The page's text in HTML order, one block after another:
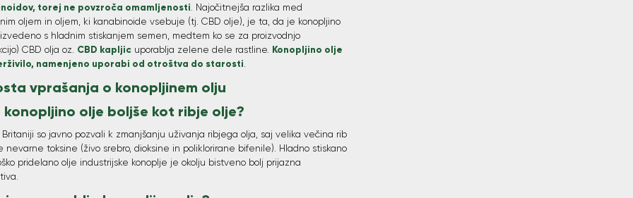
torej ne povzroča omamljenosti . Najočitnejša razlika med
oljem in oljem, ki kanabinoide vsebuje (tj. CBD olje), je ta, da je konopljino
s hladnim stiskanjem semen, medtem ko se za proizvodnjo
CBD olja oz. CBD kapljic uporablja zelene dele rastline. Konopljino olje
namenjeno uporabi od otroštva do starosti
vprašanja o konopljinem olju
konopljino olje boljše kot ribje olje?
Britaniji so javno pozvali k zmanjšanju uživanja ribjega olja, saj velika večina rib
nevarne toksine (živo srebro, dioksine in poliklorirane bifenile). Hladno stiskano
pridelano olje industrijske konoplje je okolju bistveno bolj prijazna